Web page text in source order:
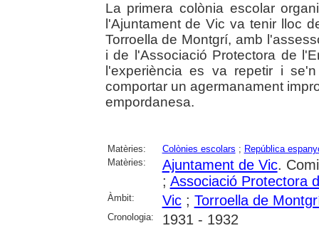
La primera colònia escolar
l'Ajuntament de Vic va tenir lloc
Torroella de Montgrí, amb
i de l'Associació Protectora de
l'experiència es va repetir i
comportar un agermanament
empordanesa.
Matèries: Colònies escolars ; República
Matèries:
Ajuntament de Vic.
; Associació Protectora
Àmbit: Vic; Torroella de
Cronologia: 1931 - 1932